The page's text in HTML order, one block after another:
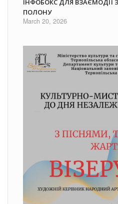
ІНФОБОКС ДЛЯ ВЗАЄМОДІЇ
ПОЛОНУ
March 20, 2026